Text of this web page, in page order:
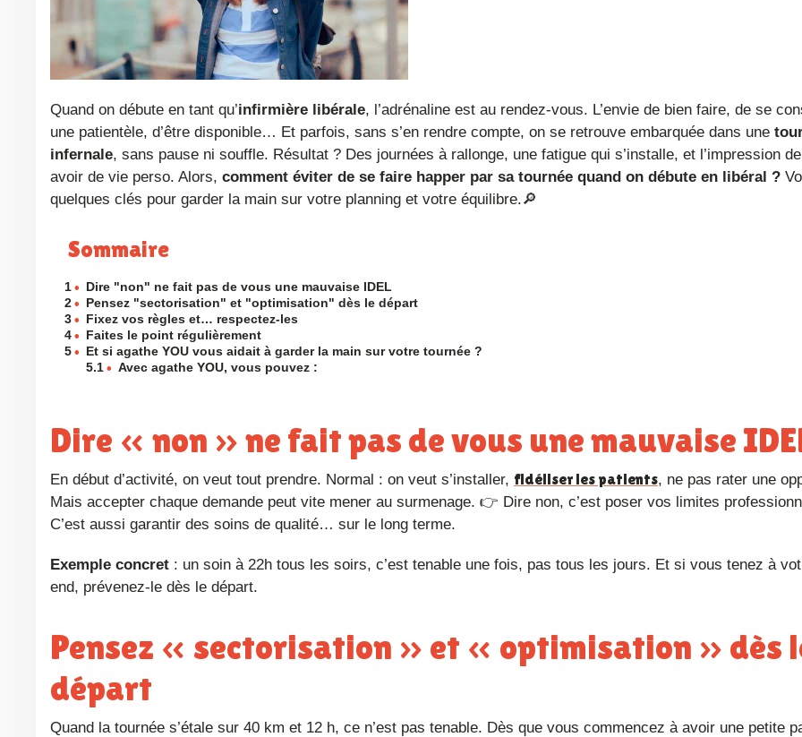
Quand on débute en tant qu’infirmière libérale, l’adrénaline est au rendez-vous. L’envie de bien faire, de se
une patientèle, d’être disponible… Et parfois, sans s’en rendre compte, on se retrouve embarquée dans une
infernale, sans pause ni souffle. Résultat ? Des journées à rallonge, une fatigue qui s’installe, et l’impression
avoir de vie perso. Alors, comment éviter de se faire happer par sa tournée quand on débute en libéral ?
quelques clés pour garder la main sur votre planning et votre équilibre.🔎
Sommaire
1 • Dire "non" ne fait pas de vous une mauvaise IDEL
2 • Pensez "sectorisation" et "optimisation" dès le départ
3 • Fixez vos règles et… respectez-les
4 • Faites le point régulièrement
5 • Et si agathe YOU vous aidait à garder la main sur votre tournée ?
5.1 • Avec agathe YOU, vous pouvez :
Dire « non » ne fait pas de vous une mauvaise
En début d’activité, on veut tout prendre. Normal : on veut s’installer, fidéliser les patients, ne pas rater une
Mais accepter chaque demande peut vite mener au surmenage. 👉 Dire non, c’est poser vos limites
C’est aussi garantir des soins de qualité… sur le long terme.
Exemple concret : un soin à 22h tous les soirs, c’est tenable une fois, pas tous les jours. Et si vous tenez à
end, prévenez-le dès le départ.
Pensez « sectorisation » et « optimisation » dès le
départ
Quand la tournée s’étale sur 40 km et 12 h, ce n’est pas tenable. Dès que vous commencez à avoir une petite